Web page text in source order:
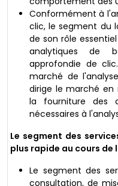
Conformément à
clic, le segment du
de son rôle
analytiques de
approfondie de
marché de
dirige le marché en
la fourniture des
nécessaires à
Le segment des
plus rapide au cours de
Le segment des
consultation, de